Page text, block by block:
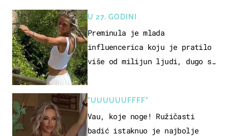
U 27. GODINI
Preminula je mlada
influencerica koju je pratilo
više od milijun ljudi, dugo se
"UUUUUUFFFF"
Vau, koje noge! Ružičasti
badić istaknuo je najbolje